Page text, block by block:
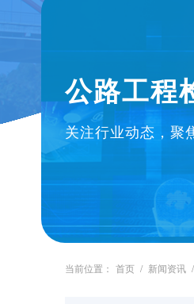
公路工程
关注行业动态，聚
当前位置： 首页 / 新闻资讯 /